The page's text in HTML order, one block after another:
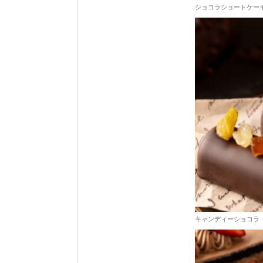
ショコラショートケー
キャンディーショコラ